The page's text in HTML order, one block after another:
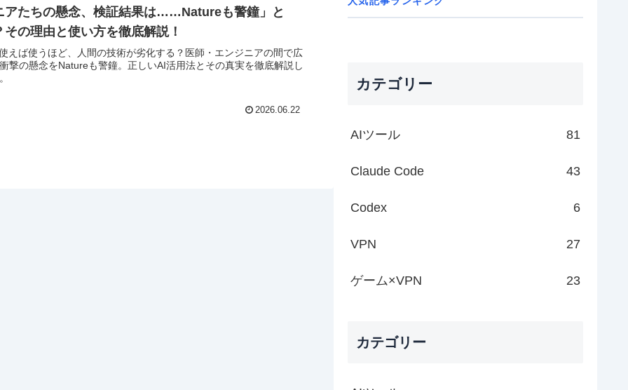
アたちの懸念、検証結果は……Natureも警鐘」と
その理由と使い方を徹底解説！
えば使うほど、人間の技術が劣化する？医師・エンジニアの間で広
撃の懸念をNatureも警鐘。正しいAI活用法とその真実を徹底解説し
2026.06.22
カテゴリー
AIツール 81
Claude Code 43
Codex 6
VPN 27
ゲーム×VPN 23
カテゴリー